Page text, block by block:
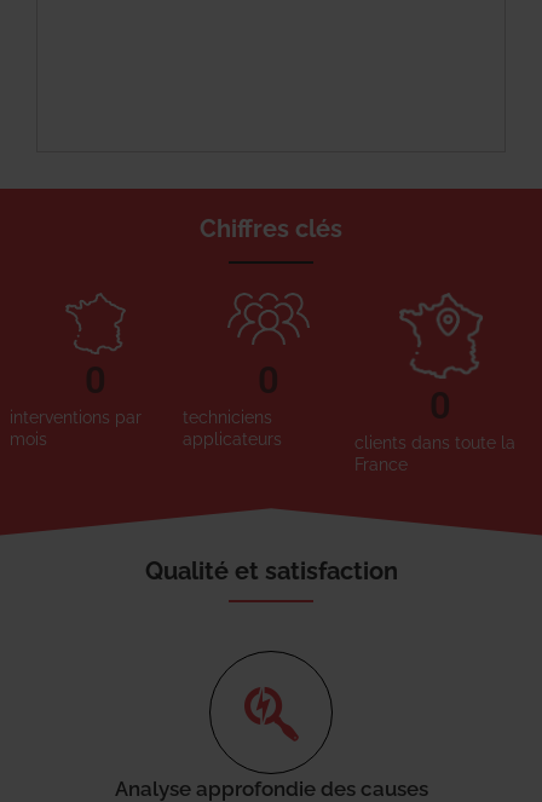
Chiffres clés
interventions par
mois
0
techniciens
applicateurs
0
clients dans toute la
France
0
Qualité et satisfaction
Analyse approfondie des causes